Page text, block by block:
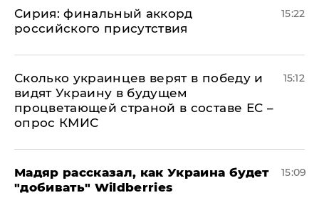
​Сирия: финальный аккорд
российского присутствия
15:22
Сколько украинцев верят в победу и
видят Украину в будущем
процветающей страной в составе ЕС –
опрос КМИС
15:12
Мадяр рассказал, как Украина будет
"добивать" Wildberries
15:09